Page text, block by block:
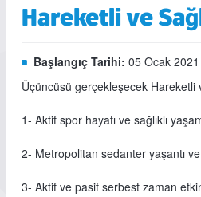
Hareketli ve
Başlangıç Tarihi: 05 Ocak 2021
Üçüncüsü gerçekleşecek Hareketli
1- Aktif spor hayatı ve sağlıklı
2- Metropolitan sedanter yaşantı
3- Aktif ve pasif serbest zaman